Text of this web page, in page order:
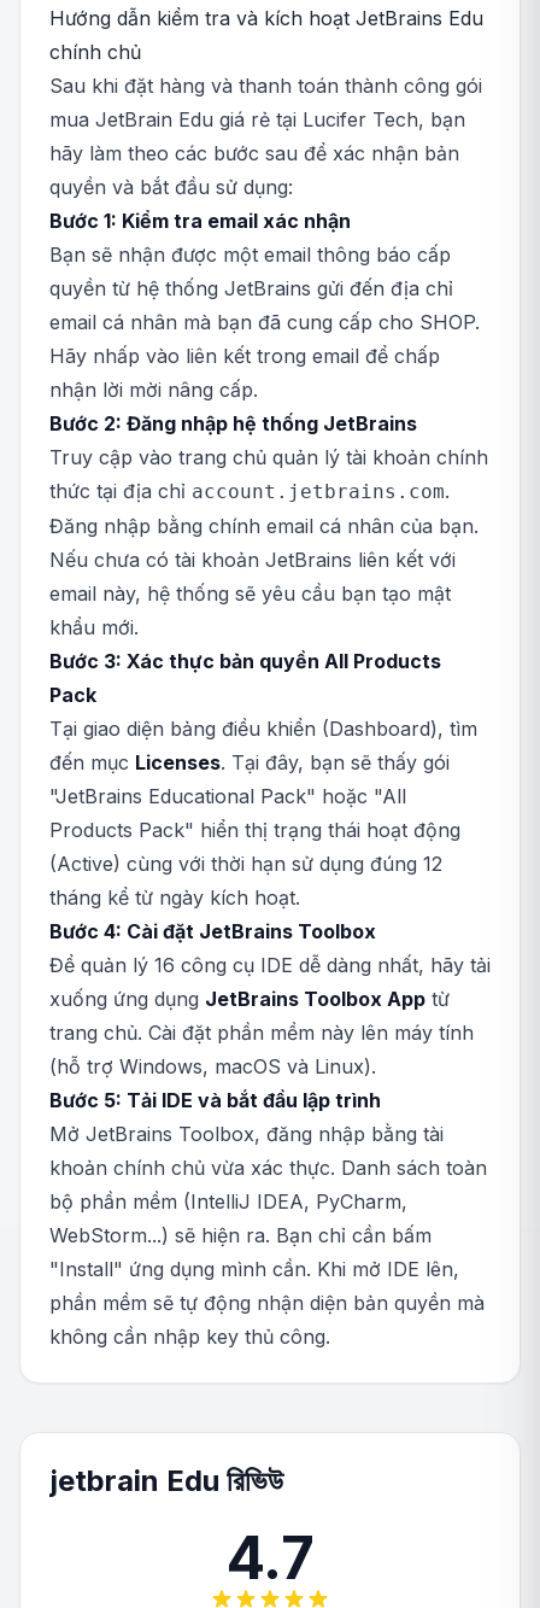
Hướng dẫn kiểm tra và kích hoạt JetBrains Edu
chính chủ
Sau khi đặt hàng và thanh toán thành công gói
mua JetBrain Edu giá rẻ tại Lucifer Tech, bạn
hãy làm theo các bước sau để xác nhận bản
quyền và bắt đầu sử dụng:
Bước 1: Kiểm tra email xác nhận
Bạn sẽ nhận được một email thông báo cấp
quyền từ hệ thống JetBrains gửi đến địa chỉ
email cá nhân mà bạn đã cung cấp cho SHOP.
Hãy nhấp vào liên kết trong email để chấp
nhận lời mời nâng cấp.
Bước 2: Đăng nhập hệ thống JetBrains
Truy cập vào trang chủ quản lý tài khoản chính
thức tại địa chỉ account.jetbrains.com.
Đăng nhập bằng chính email cá nhân của bạn.
Nếu chưa có tài khoản JetBrains liên kết với
email này, hệ thống sẽ yêu cầu bạn tạo mật
khẩu mới.
Bước 3: Xác thực bản quyền All Products
Pack
Tại giao diện bảng điều khiển (Dashboard), tìm
đến mục Licenses. Tại đây, bạn sẽ thấy gói
"JetBrains Educational Pack" hoặc "All
Products Pack" hiển thị trạng thái hoạt động
(Active) cùng với thời hạn sử dụng đúng 12
tháng kể từ ngày kích hoạt.
Bước 4: Cài đặt JetBrains Toolbox
Để quản lý 16 công cụ IDE dễ dàng nhất, hãy tải
xuống ứng dụng JetBrains Toolbox App từ
trang chủ. Cài đặt phần mềm này lên máy tính
(hỗ trợ Windows, macOS và Linux).
Bước 5: Tải IDE và bắt đầu lập trình
Mở JetBrains Toolbox, đăng nhập bằng tài
khoản chính chủ vừa xác thực. Danh sách toàn
bộ phần mềm (IntelliJ IDEA, PyCharm,
WebStorm...) sẽ hiện ra. Bạn chỉ cần bấm
"Install" ứng dụng mình cần. Khi mở IDE lên,
phần mềm sẽ tự động nhận diện bản quyền mà
không cần nhập key thủ công.
jetbrain Edu রিভিউ
4.7